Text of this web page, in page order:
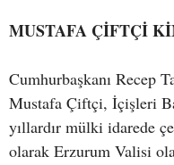
MUSTAFA ÇİFTÇİ
Cumhurbaşkanı Recep
Mustafa Çiftçi, İçişleri
yıllardır mülki idarede
olarak Erzurum Valisi